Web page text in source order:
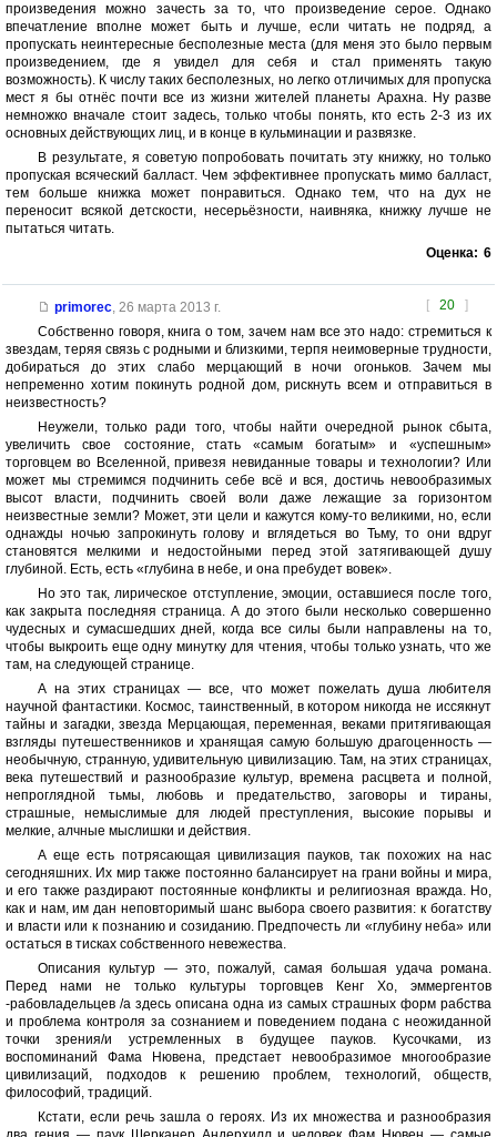
произведения можно зачесть за то, что произведение серое. Однако
впечатление вполне может быть и лучше, если читать не подряд, а
пропускать неинтересные бесполезные места (для меня это было первым
произведением, где я увидел для себя и стал применять такую
возможность). К числу таких бесполезных, но легко отличимых для пропуска
мест я бы отнёс почти все из жизни жителей планеты Арахна. Ну разве
немножко вначале стоит задесь, только чтобы понять, кто есть 2-3 из их
основных действующих лиц, и в конце в кульминации и развязке.
В результате, я советую попробовать почитать эту книжку, но только
пропуская всяческий балласт. Чем эффективнее пропускать мимо балласт,
тем больше книжка может понравиться. Однако тем, что на дух не
переносит всякой детскости, несерьёзности, наивняка, книжку лучше не
пытаться читать.
Оценка: 6
[ 20 ]
primorec, 26 марта 2013 г.
Собственно говоря, книга о том, зачем нам все это надо: стремиться к
звездам, теряя связь с родными и близкими, терпя неимоверные трудности,
добираться до этих слабо мерцающий в ночи огоньков. Зачем мы
непременно хотим покинуть родной дом, рискнуть всем и отправиться в
неизвестность?
Неужели, только ради того, чтобы найти очередной рынок сбыта,
увеличить свое состояние, стать «самым богатым» и «успешным»
торговцем во Вселенной, привезя невиданные товары и технологии? Или
может мы стремимся подчинить себе всё и вся, достичь невообразимых
высот власти, подчинить своей воли даже лежащие за горизонтом
неизвестные земли? Может, эти цели и кажутся кому-то великими, но, если
однажды ночью запрокинуть голову и вглядеться во Тьму, то они вдруг
становятся мелкими и недостойными перед этой затягивающей душу
глубиной. Есть, есть «глубина в небе, и она пребудет вовек».
Но это так, лирическое отступление, эмоции, оставшиеся после того,
как закрыта последняя страница. А до этого были несколько совершенно
чудесных и сумасшедших дней, когда все силы были направлены на то,
чтобы выкроить еще одну минутку для чтения, чтобы только узнать, что же
там, на следующей странице.
А на этих страницах — все, что может пожелать душа любителя
научной фантастики. Космос, таинственный, в котором никогда не иссякнут
тайны и загадки, звезда Мерцающая, переменная, веками притягивающая
взгляды путешественников и хранящая самую большую драгоценность —
необычную, странную, удивительную цивилизацию. Там, на этих страницах,
века путешествий и разнообразие культур, времена расцвета и полной,
непроглядной тьмы, любовь и предательство, заговоры и тираны,
страшные, немыслимые для людей преступления, высокие порывы и
мелкие, алчные мыслишки и действия.
А еще есть потрясающая цивилизация пауков, так похожих на нас
сегодняшних. Их мир также постоянно балансирует на грани войны и мира,
и его также раздирают постоянные конфликты и религиозная вражда. Но,
как и нам, им дан неповторимый шанс выбора своего развития: к богатству
и власти или к познанию и созиданию. Предпочесть ли «глубину неба» или
остаться в тисках собственного невежества.
Описания культур — это, пожалуй, самая большая удача романа.
Перед нами не только культуры торговцев Кенг Хо, эммергентов
-рабовладельцев /а здесь описана одна из самых страшных форм рабства
и проблема контроля за сознанием и поведением подана с неожиданной
точки зрения/и устремленных в будущее пауков. Кусочками, из
воспоминаний Фама Нювена, предстает невообразимое многообразие
цивилизаций, подходов к решению проблем, технологий, обществ,
философий, традиций.
Кстати, если речь зашла о героях. Из их множества и разнообразия